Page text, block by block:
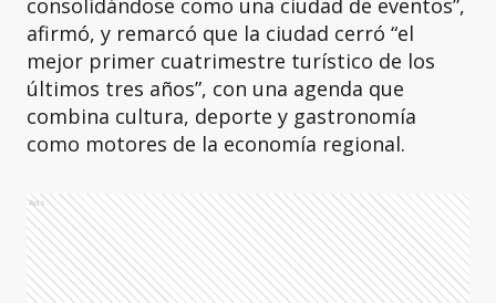
consolidándose como una ciudad de eventos”,
afirmó, y remarcó que la ciudad cerró “el
mejor primer cuatrimestre turístico de los
últimos tres años”, con una agenda que
combina cultura, deporte y gastronomía
como motores de la economía regional.
Ads